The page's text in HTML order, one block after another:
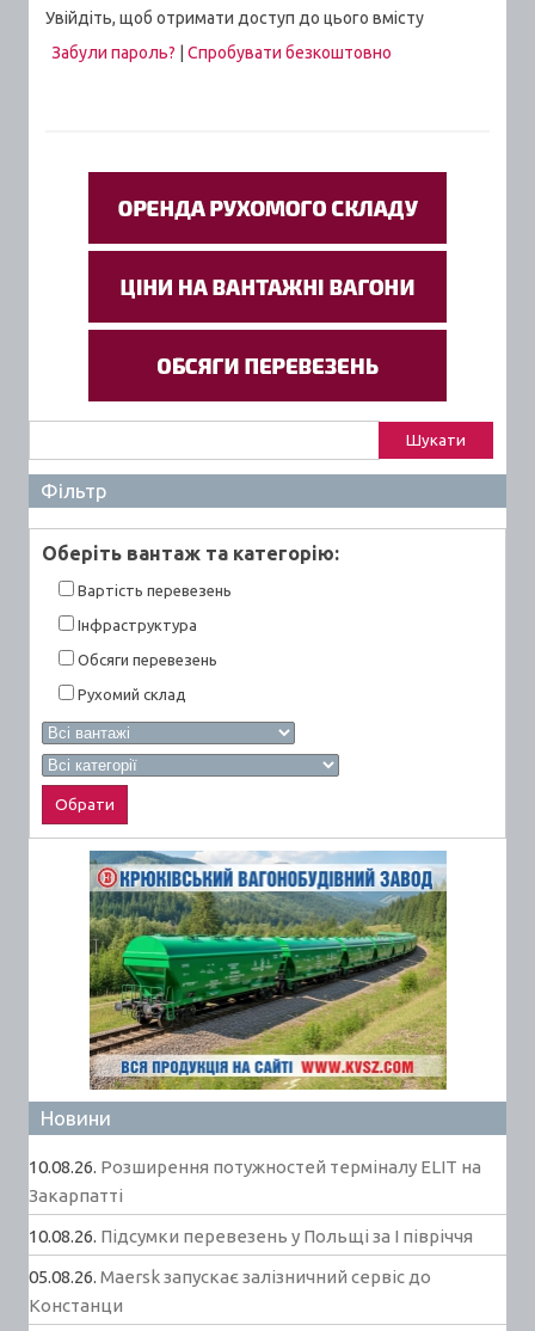
Увійдіть, щоб отримати доступ до цього вмісту
Забули пароль?
Спробувати безкоштовно
Фільтр
Оберiть вантаж та категорiю:
Вартiсть перевезень
Інфраструктура
Обсяги перевезень
Рухомий склад
Новини
10.08.26. Розширення потужностей терміналу ELIT на
Закарпатті
10.08.26. Підсумки перевезень у Польщі за І півріччя
05.08.26. Maersk запускає залізничний сервіс до
Констанци